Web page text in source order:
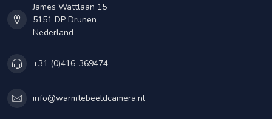
James Wattlaan 15
5151 DP Drunen
Nederland
+31 (0)416-369474
info@warmtebeeldcamera.nl